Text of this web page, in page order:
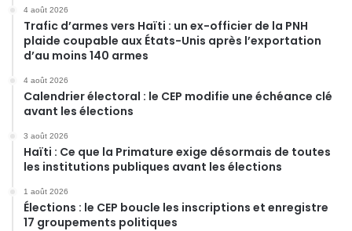
4 août 2026
Trafic d’armes vers Haïti : un ex-officier de la PNH
plaide coupable aux États-Unis après l’exportation
d’au moins 140 armes
4 août 2026
Calendrier électoral : le CEP modifie une échéance clé
avant les élections
3 août 2026
Haïti : Ce que la Primature exige désormais de toutes
les institutions publiques avant les élections
1 août 2026
Élections : le CEP boucle les inscriptions et enregistre
17 groupements politiques